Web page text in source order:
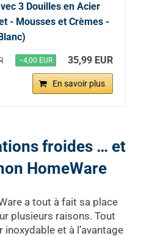
3 Douilles en Acier
- Mousses et Crèmes -
−4,00 EUR 35,99 EUR
En savoir plus
froides … et
HomeWare
a tout à fait sa place
plusieurs raisons. Tout
et à l’avantage